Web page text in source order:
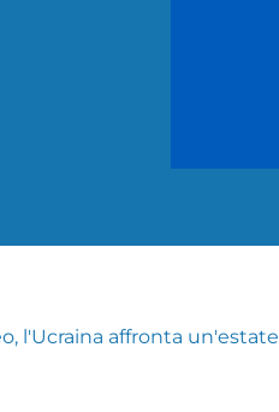
l'Ucraina affronta un'estate